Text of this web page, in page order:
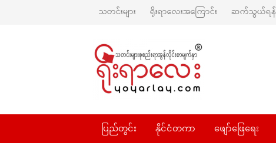
သတင်းများ ရိုးရာလေးအကြောင်း ဆက်သွယ်ရန်
ပြည်တွင်း နိုင်ငံတကာ ဖျော်ဖြေရေး